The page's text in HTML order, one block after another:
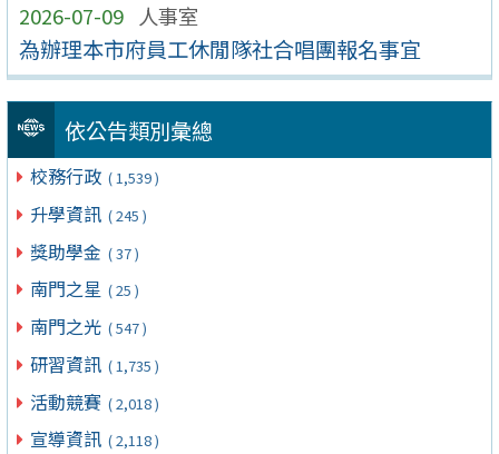
2026-07-09 人事室
為辦理本市府員工休閒隊社合唱團報名事宜
依公告類別彙總
校務行政 ( 1,539 )
升學資訊 ( 245 )
獎助學金 ( 37 )
南門之星 ( 25 )
南門之光 ( 547 )
研習資訊 ( 1,735 )
活動競賽 ( 2,018 )
宣導資訊 ( 2,118 )